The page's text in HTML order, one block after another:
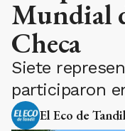
Mundial
Checa
Siete
participaron
El Eco de Tandil